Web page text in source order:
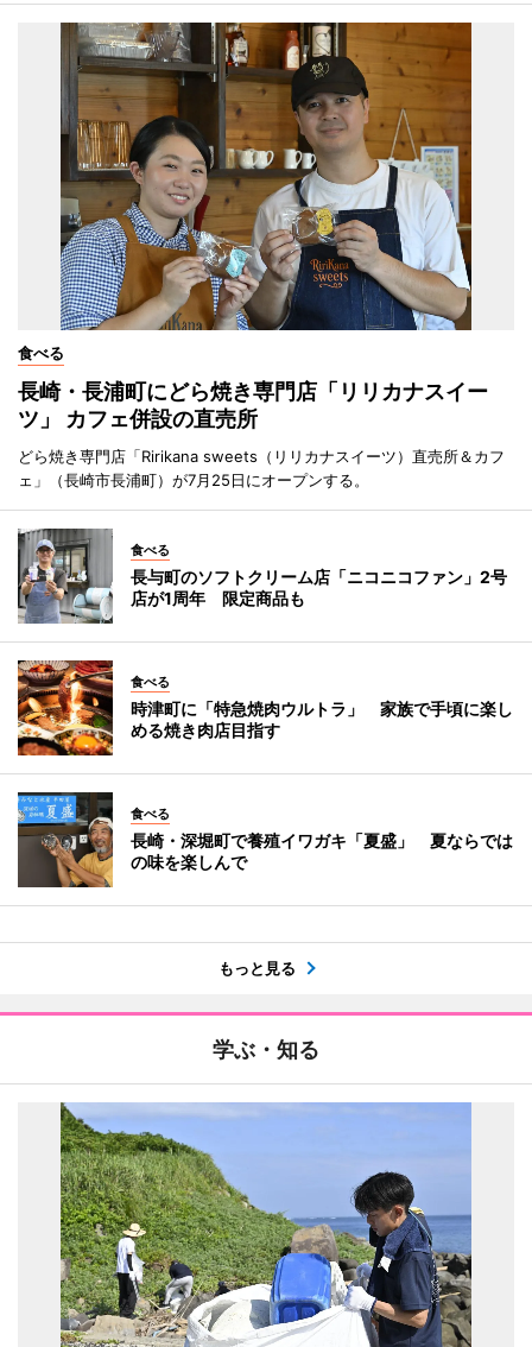
食べる
長崎・長浦町にどら焼き専門店「リリカナスイー
ツ」 カフェ併設の直売所
どら焼き専門店「Ririkana sweets（リリカナスイーツ）直売所＆カフ
ェ」（長崎市長浦町）が7月25日にオープンする。
食べる
長与町のソフトクリーム店「ニコニコファン」2号
店が1周年 限定商品も
食べる
時津町に「特急焼肉ウルトラ」 家族で手頃に楽し
める焼き肉店目指す
食べる
長崎・深堀町で養殖イワガキ「夏盛」 夏ならでは
の味を楽しんで
もっと見る
学ぶ・知る